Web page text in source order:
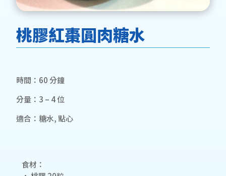
桃膠紅棗圓肉糖水
時間：60 分鐘
分量：3 – 4 位
適合：糖水, 點心
食材：